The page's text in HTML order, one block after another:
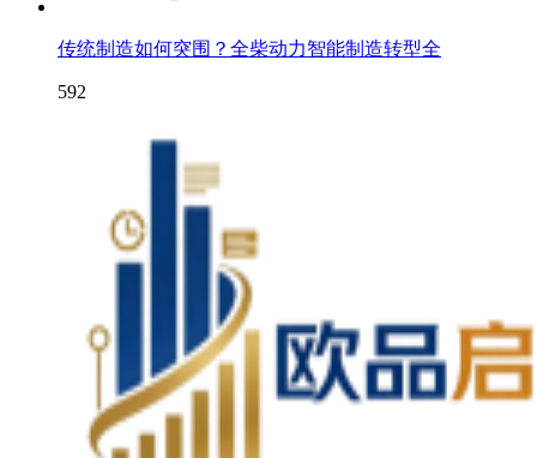
传统制造如何突围？全柴动力智能制造转型全
592